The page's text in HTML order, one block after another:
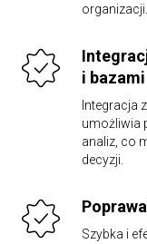
organizacji.
i bazami
Integracja
umożliwia
analiz, co
decyzji.
Szybka i